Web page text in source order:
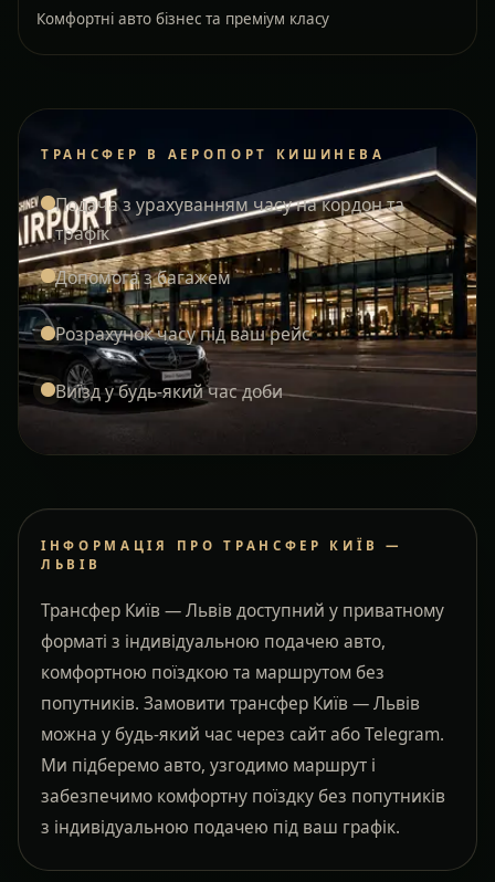
Комфортні авто бізнес та преміум класу
ТРАНСФЕР В АЕРОПОРТ КИШИНЕВА
Подача з урахуванням часу на кордон та
трафік
Допомога з багажем
Розрахунок часу під ваш рейс
Виїзд у будь-який час доби
ІНФОРМАЦІЯ ПРО ТРАНСФЕР КИЇВ —
ЛЬВІВ
Трансфер Київ — Львів доступний у приватному
форматі з індивідуальною подачею авто,
комфортною поїздкою та маршрутом без
попутників. Замовити трансфер Київ — Львів
можна у будь-який час через сайт або Telegram.
Ми підберемо авто, узгодимо маршрут і
забезпечимо комфортну поїздку без попутників
з індивідуальною подачею під ваш графік.